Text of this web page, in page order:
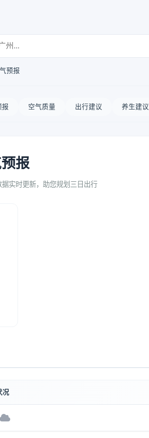
预报
报 空气质量 出行建议 养生建议
报
实时更新，助您规划三日出行
况